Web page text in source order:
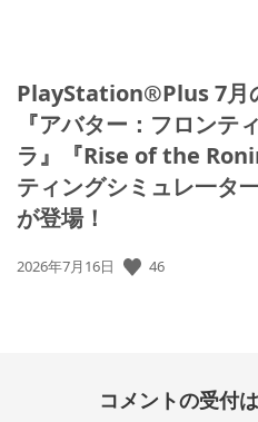
PlayStation®Plus 7月
『アバター：フロンテ
ラ』『Rise of the
ティングシミュレ一
が登場！
公
2026年7月16日 46
コメントの受付